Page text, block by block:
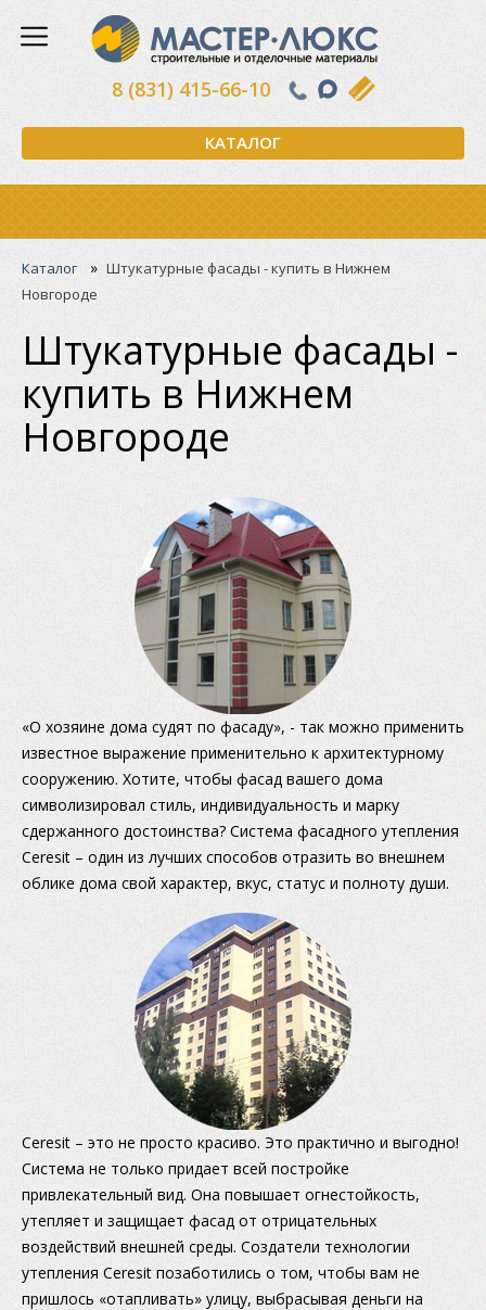
КАТАЛОГ
8 (831) 415-66-10
Каталог» Штукатурные фасады - купить в Нижнем
Новгороде
Штукатурные фасады -
купить в Нижнем
Новгороде
«О хозяине дома судят по фасаду», - так можно применить
известное выражение применительно к архитектурному
сооружению. Хотите, чтобы фасад вашего дома
символизировал стиль, индивидуальность и марку
сдержанного достоинства? Система фасадного утепления
Ceresit – один из лучших способов отразить во внешнем
облике дома свой характер, вкус, статус и полноту души.
Ceresit – это не просто красиво. Это практично и выгодно!
Система не только придает всей постройке
привлекательный вид. Она повышает огнестойкость,
утепляет и защищает фасад от отрицательных
воздействий внешней среды. Создатели технологии
утепления Ceresit позаботились о том, чтобы вам не
пришлось «отапливать» улицу, выбрасывая деньги на